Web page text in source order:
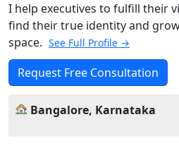
I help executives to fulfill their
find their true identity and
space. See Full Profile →
Request Free Consultation
Bangalore, Karnataka